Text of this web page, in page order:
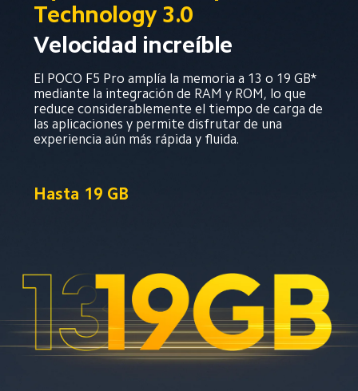
Technology 3.0
Velocidad increíble
El POCO F5 Pro amplía la memoria a 13 o 19 GB*
mediante la integración de RAM y ROM, lo que
reduce considerablemente el tiempo de carga de
las aplicaciones y permite disfrutar de una
experiencia aún más rápida y fluida.
Hasta 19 GB